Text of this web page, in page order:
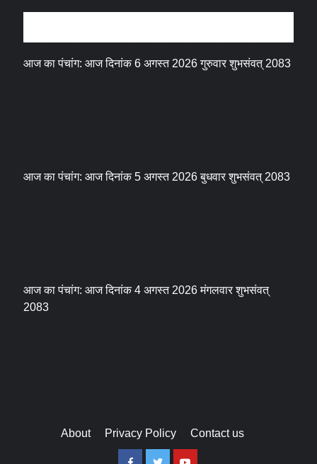
आज का पंचांग: आज दिनांक 6 अगस्त 2026 गुरुवार शुभसंवत् 2083
आज का पंचांग: आज दिनांक 5 अगस्त 2026 बुधवार शुभसंवत् 2083
आज का पंचांग: आज दिनांक 4 अगस्त 2026 मंगलवार शुभसंवत्
2083
About Privacy Policy Contact us
FacebookTwitterYoutube